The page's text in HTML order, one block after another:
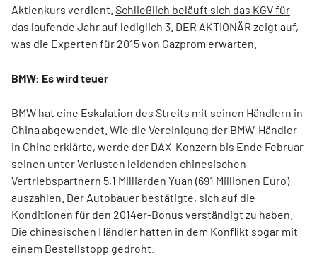
Aktienkurs verdient. Schließlich beläuft sich das KGV für
das laufende Jahr auf lediglich 3. DER AKTIONÄR zeigt auf,
was die Experten für 2015 von Gazprom erwarten.
BMW: Es wird teuer
BMW hat eine Eskalation des Streits mit seinen Händlern in
China abgewendet. Wie die Vereinigung der BMW-Händler
in China erklärte, werde der DAX-Konzern bis Ende Februar
seinen unter Verlusten leidenden chinesischen
Vertriebspartnern 5,1 Milliarden Yuan (691 Millionen Euro)
auszahlen. Der Autobauer bestätigte, sich auf die
Konditionen für den 2014er-Bonus verständigt zu haben.
Die chinesischen Händler hatten in dem Konflikt sogar mit
einem Bestellstopp gedroht.